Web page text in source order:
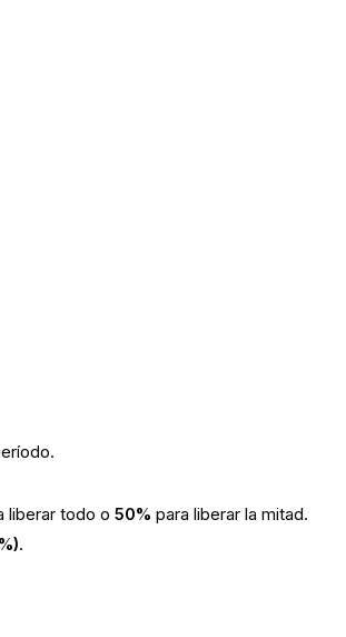
liberar todo o50% para liberar la mitad.
.